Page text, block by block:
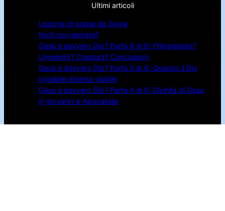
Ultimi articoli
Lezione di grazia da Giona
Fonti non ispirate?
Gesù è davvero Dio? Parte 6 di 6: Primogenito?
Unigenito? Creatura? Conclusioni
Gesù è davvero Dio? Parte 5 di 6: Quando il Dio
invisibile diventa visibile
Gesù è davvero Dio? Parte 4 di 6: Divinità di Gesù
in giovanni e Apocalisse